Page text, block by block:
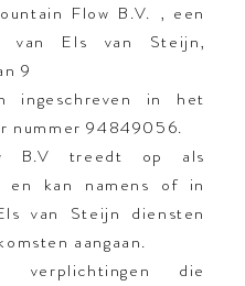
Flow B.V. , een
van Els van Steijn,
9
ingeschreven in het
nummer 94849056.
B.V treedt op als
en kan namens of in
van Steijn diensten
aangaan.
die